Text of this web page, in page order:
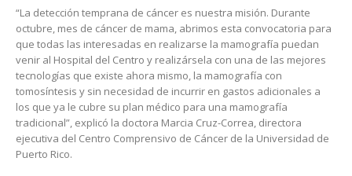
“La detección temprana de cáncer es nuestra misión. Durante
octubre, mes de cáncer de mama, abrimos esta convocatoria para
que todas las interesadas en realizarse la mamografía puedan
venir al Hospital del Centro y realizársela con una de las mejores
tecnologías que existe ahora mismo, la mamografía con
tomosíntesis y sin necesidad de incurrir en gastos adicionales a
los que ya le cubre su plan médico para una mamografía
tradicional”, explicó la doctora Marcia Cruz-Correa, directora
ejecutiva del Centro Comprensivo de Cáncer de la Universidad de
Puerto Rico.